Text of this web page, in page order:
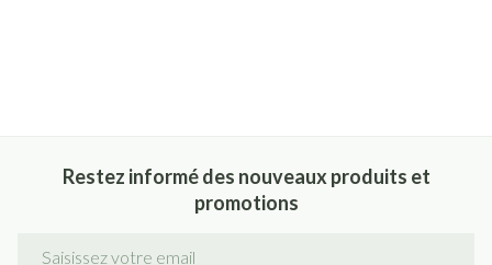
Restez informé des nouveaux produits et
promotions